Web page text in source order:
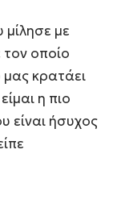
μίλησε με
οποίο
μας κρατάει
η πιο
είναι ήσυχος